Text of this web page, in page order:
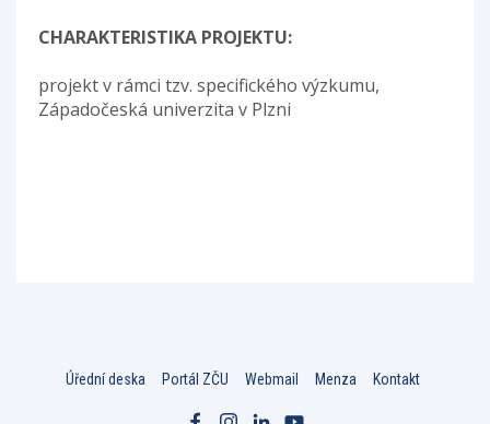
CHARAKTERISTIKA PROJEKTU:
projekt v rámci tzv. specifického výzkumu,
Západočeská univerzita v Plzni
Úřední deska Portál ZČU Webmail Menza Kontakt